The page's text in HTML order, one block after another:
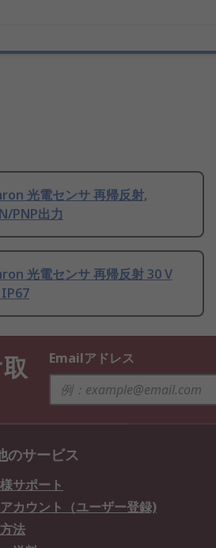
光電センサ 再帰反射,
PNP出力
光電センサ 再帰反射 30 V
Emailアドレス
のサービス
サポート
カウント（ユーザー登録)
法